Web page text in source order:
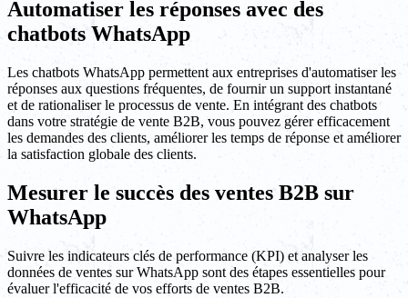
Automatiser les réponses avec des
chatbots WhatsApp
Les chatbots WhatsApp permettent aux entreprises d'automatiser les
réponses aux questions fréquentes, de fournir un support instantané
et de rationaliser le processus de vente. En intégrant des chatbots
dans votre stratégie de vente B2B, vous pouvez gérer efficacement
les demandes des clients, améliorer les temps de réponse et améliorer
la satisfaction globale des clients.
Mesurer le succès des ventes B2B sur
WhatsApp
Suivre les indicateurs clés de performance (KPI) et analyser les
données de ventes sur WhatsApp sont des étapes essentielles pour
évaluer l'efficacité de vos efforts de ventes B2B.